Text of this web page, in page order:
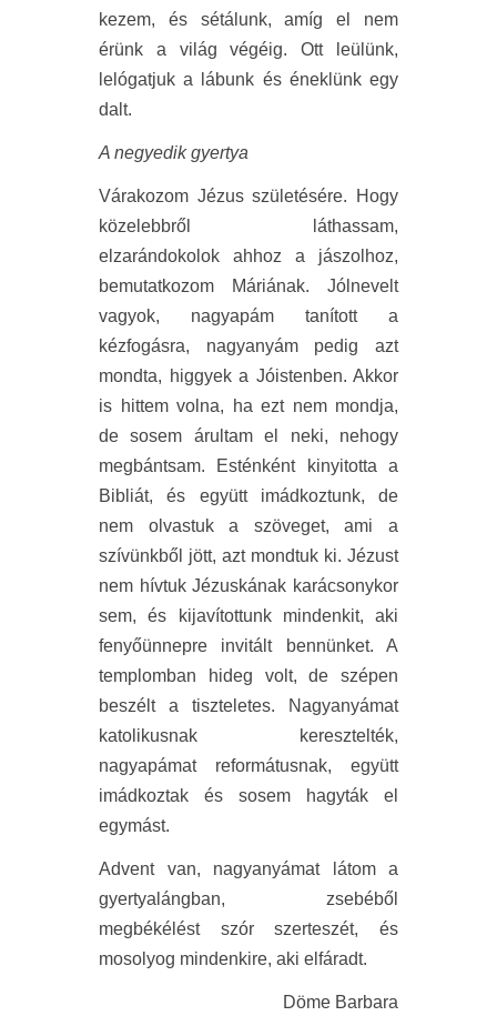
kezem, és sétálunk, amíg el nem
érünk a világ végéig. Ott leülünk,
lelógatjuk a lábunk és éneklünk egy
dalt.
A negyedik gyertya
Várakozom Jézus születésére. Hogy
közelebbről láthassam,
elzarándokolok ahhoz a jászolhoz,
bemutatkozom Máriának. Jólnevelt
vagyok, nagyapám tanított a
kézfogásra, nagyanyám pedig azt
mondta, higgyek a Jóistenben. Akkor
is hittem volna, ha ezt nem mondja,
de sosem árultam el neki, nehogy
megbántsam. Esténként kinyitotta a
Bibliát, és együtt imádkoztunk, de
nem olvastuk a szöveget, ami a
szívünkből jött, azt mondtuk ki. Jézust
nem hívtuk Jézuskának karácsonykor
sem, és kijavítottunk mindenkit, aki
fenyőünnepre invitált bennünket. A
templomban hideg volt, de szépen
beszélt a tiszteletes. Nagyanyámat
katolikusnak keresztelték,
nagyapámat reformátusnak, együtt
imádkoztak és sosem hagyták el
egymást.
Advent van, nagyanyámat látom a
gyertyalángban, zsebéből
megbékélést szór szerteszét, és
mosolyog mindenkire, aki elfáradt.
Döme Barbara